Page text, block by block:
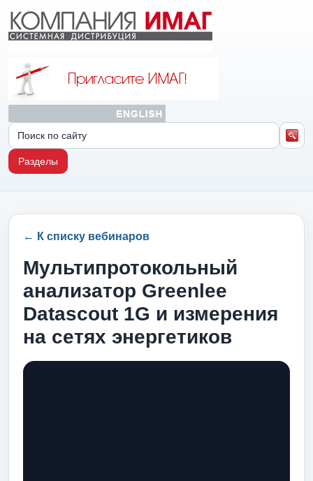
Разделы
← К списку вебинаров
Мультипротокольный
анализатор Greenlee
Datascout 1G и измерения
на сетях энергетиков